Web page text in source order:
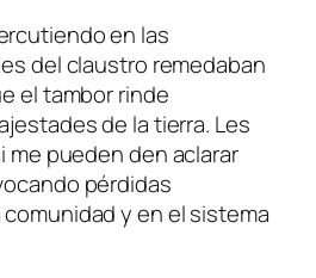
en las
del claustro remedaban
el tambor rinde
de la tierra. Les
me pueden den aclarar
pérdidas
y en el sistema